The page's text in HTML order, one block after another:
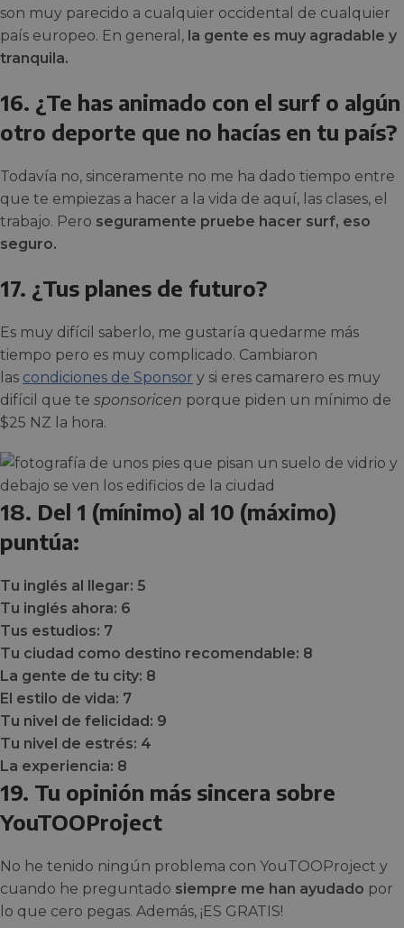
son muy parecido a cualquier occidental de cualquier
país europeo. En general, la gente es muy agradable y
tranquila.
16. ¿Te has animado con el surf o algún
otro deporte que no hacías en tu país?
Todavía no, sinceramente no me ha dado tiempo entre
que te empiezas a hacer a la vida de aquí, las clases, el
trabajo. Pero seguramente pruebe hacer surf, eso
seguro.
17. ¿Tus planes de futuro?
Es muy difícil saberlo, me gustaría quedarme más
tiempo pero es muy complicado. Cambiaron
las condiciones de Sponsor y si eres camarero es muy
difícil que te sponsoricen porque piden un mínimo de
$25 NZ la hora.
18. Del 1 (mínimo) al 10 (máximo)
puntúa:
Tu inglés al llegar: 5
Tu inglés ahora: 6
Tus estudios: 7
Tu ciudad como destino recomendable: 8
La gente de tu city: 8
El estilo de vida: 7
Tu nivel de felicidad: 9
Tu nivel de estrés: 4
La experiencia: 8
19. Tu opinión más sincera sobre
YouTOOProject
No he tenido ningún problema con YouTOOProject y
cuando he preguntado siempre me han ayudado por
lo que cero pegas. Además, ¡ES GRATIS!